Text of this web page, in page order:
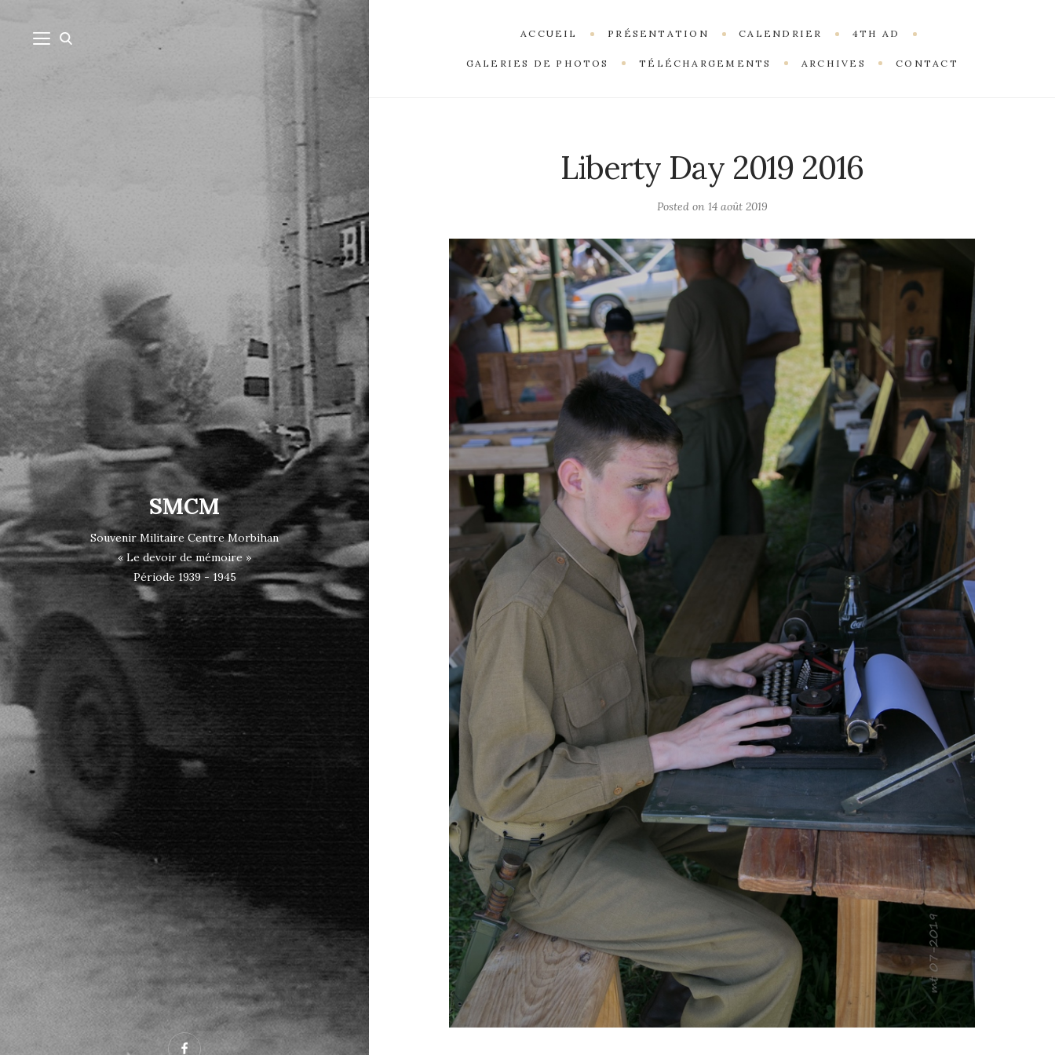
SMCM
Souvenir Militaire Centre Morbihan
« Le devoir de mémoire »
Période 1939 - 1945
ACCUEIL PRÉSENTATION CALENDRIER 4TH AD
GALERIES DE PHOTOS TÉLÉCHARGEMENTS ARCHIVES CONTACT
Liberty Day 2019 2016
Posted on 14 août 2019